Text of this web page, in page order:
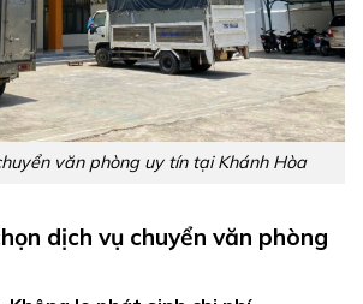
văn phòng uy tín tại Khánh Hòa
dịch vụ chuyển văn phòng